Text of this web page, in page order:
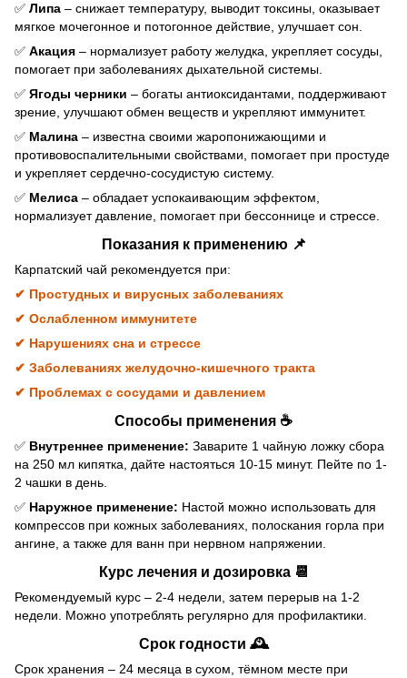
✅ Липа – снижает температуру, выводит токсины, оказывает
мягкое мочегонное и потогонное действие, улучшает сон.
✅ Акация – нормализует работу желудка, укрепляет сосуды,
помогает при заболеваниях дыхательной системы.
✅ Ягоды черники – богаты антиоксидантами, поддерживают
зрение, улучшают обмен веществ и укрепляют иммунитет.
✅ Малина – известна своими жаропонижающими и
противовоспалительными свойствами, помогает при простуде
и укрепляет сердечно-сосудистую систему.
✅ Мелиса – обладает успокаивающим эффектом,
нормализует давление, помогает при бессоннице и стрессе.
Показания к применению 📌
Карпатский чай рекомендуется при:
✔ Простудных и вирусных заболеваниях
✔ Ослабленном иммунитете
✔ Нарушениях сна и стрессе
✔ Заболеваниях желудочно-кишечного тракта
✔ Проблемах с сосудами и давлением
Способы применения ☕
✅ Внутреннее применение: Заварите 1 чайную ложку сбора
на 250 мл кипятка, дайте настояться 10-15 минут. Пейте по 1-
2 чашки в день.
✅ Наружное применение: Настой можно использовать для
компрессов при кожных заболеваниях, полоскания горла при
ангине, а также для ванн при нервном напряжении.
Курс лечения и дозировка 📆
Рекомендуемый курс – 2-4 недели, затем перерыв на 1-2
недели. Можно употреблять регулярно для профилактики.
Срок годности 🕰
Срок хранения – 24 месяца в сухом, тёмном месте при